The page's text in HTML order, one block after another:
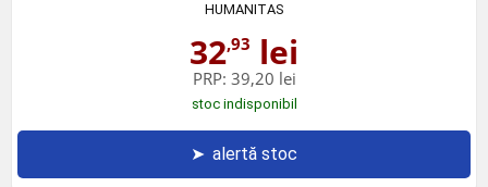
HUMANITAS
32,93 lei
PRP: 39,20 lei
stoc indisponibil
➤ alertă stoc